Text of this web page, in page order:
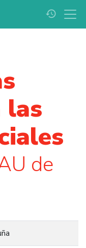
history
las
de